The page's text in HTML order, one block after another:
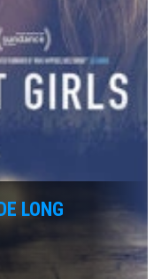
LONG